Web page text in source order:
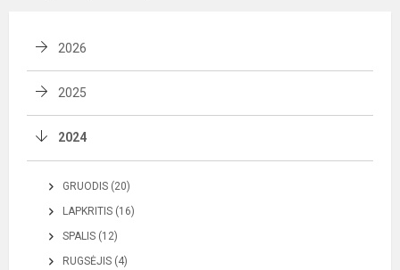
2026
2025
2024
GRUODIS (20)
LAPKRITIS (16)
SPALIS (12)
RUGSĖJIS (4)